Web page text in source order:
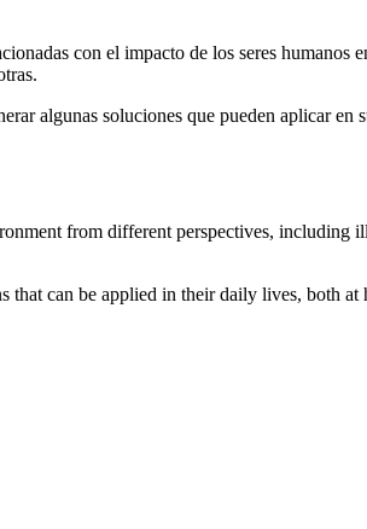
con el impacto de los seres humanos
algunas soluciones que pueden aplicar en
from different perspectives, including
that can be applied in their daily lives, both